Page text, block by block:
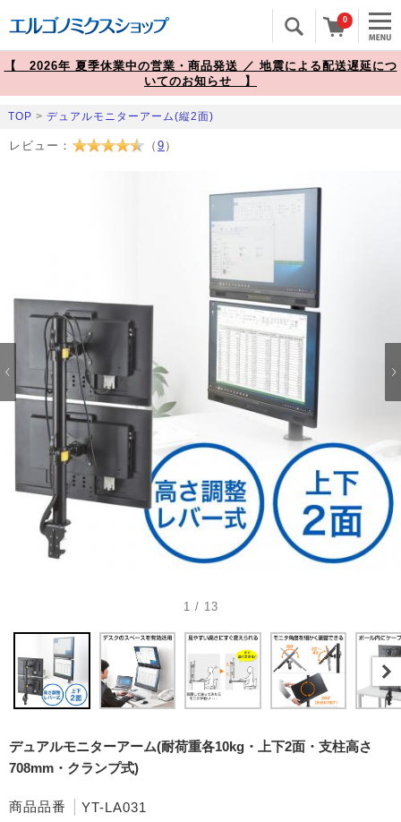
0
【 2026年 夏季休業中の営業・商品発送 ／ 地震による配送遅延につ
いてのお知らせ 】
TOP > デュアルモニターアーム(縦2面)
レビュー： （ 9 ）
1 / 13
デュアルモニターアーム(耐荷重各10kg・上下2面・支柱高さ
708mm・クランプ式)
商品品番
YT-LA031